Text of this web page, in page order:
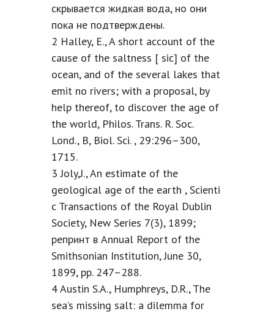
скрывается жидкая вода, но они
пока не подтверждены.
2 Halley, E., A short account of the
cause of the saltness [ sic] of the
ocean, and of the several lakes that
emit no rivers; with a proposal, by
help thereof, to discover the age of
the world, Philos. Trans. R. Soc.
Lond., B, Biol. Sci. , 29:296–300,
1715.
3 Joly,J., An estimate of the
geological age of the earth , Scienti
c Transactions of the Royal Dublin
Society, New Series 7(3), 1899;
репринт в Annual Report of the
Smithsonian Institution, June 30,
1899, pp. 247–288.
4 Austin S.A., Humphreys, D.R., The
sea’s missing salt: a dilemma for